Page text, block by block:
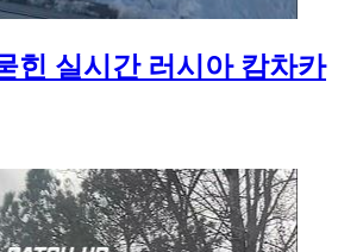
힌 실시간 러시아 캄차카